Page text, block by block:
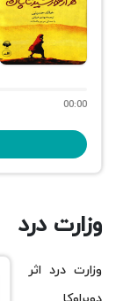
00:00
وزارت درد
وزارت درد اثر